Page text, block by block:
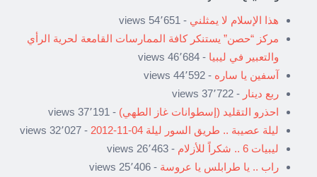
هذا الإسلام لا يمثلني - 54٬651 views
مركز “حصن” يستنكر كافة الممارسات القامعة لحرية الرأي
والتعبير في ليبيا - 46٬684 views
آسفين يا ساره - 44٬592 views
ربع دينار - 37٬722 views
احذرو التقليد (إسطوانات غاز الطهي) - 37٬191 views
ليلة عصيبة .. طريق السور ليلة 04-11-2012
- 32٬027 views
ليبيات 6 .. شكراً للأزلام
- 26٬463 views
راب .. يا طرابلس يا عروسة - 25٬406 views